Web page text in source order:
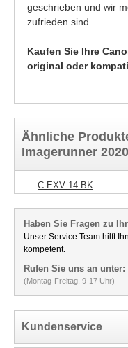
geschrieben und wir
zufrieden sind.
Kaufen Sie Ihre
original oder
Ähnliche
Imagerunner
C-EXV 14 BK
Haben Sie Fragen zu
Unser Service Team hilft
kompetent.
Rufen Sie uns an unter:
(Montag-Freitag, 9-17 Uhr)
Kundenservice